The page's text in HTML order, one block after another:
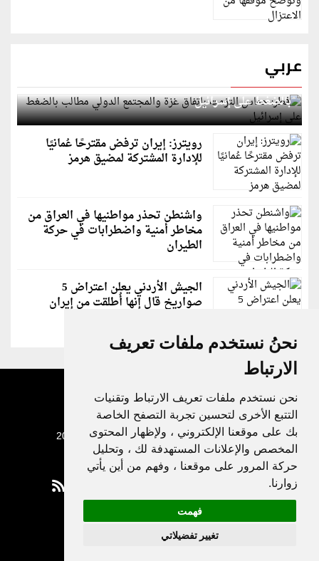
نحنُ نستخدم ملفات تعريف
الارتباط
نحن نستخدم ملفات تعريف الارتباط وتقنيات
التتبع الأخرى لتحسين تجربة التصفح الخاصة
بك على موقعنا الإلكتروني ، ولإظهار المحتوى
المخصص والإعلانات المستهدفة لك ، وتحليل
حركة المرور على موقعنا ، وفهم من أين يأتي
زوارنا.
فهمت
تغيير تفضيلاتي
عربي
قطر: حماس التزمت باتفاق غزة والمجتمع الدولي مطالب
بالضغط على إسرائيل
رويترز: إيران ترفض مقترحًا عُمانيًا
للإدارة المشتركة لمضيق هرمز
واشنطن تحذر مواطنيها في العراق من
مخاطر أمنية واضطرابات في حركة
الطيران
الجيش الأردني يعلن اعتراض 5
صواريخ قال إنها أُطلقت من إيران
جميع الحقوق محفوظة لدنيا الوطن © 2003 - 2022
Privacy Policy